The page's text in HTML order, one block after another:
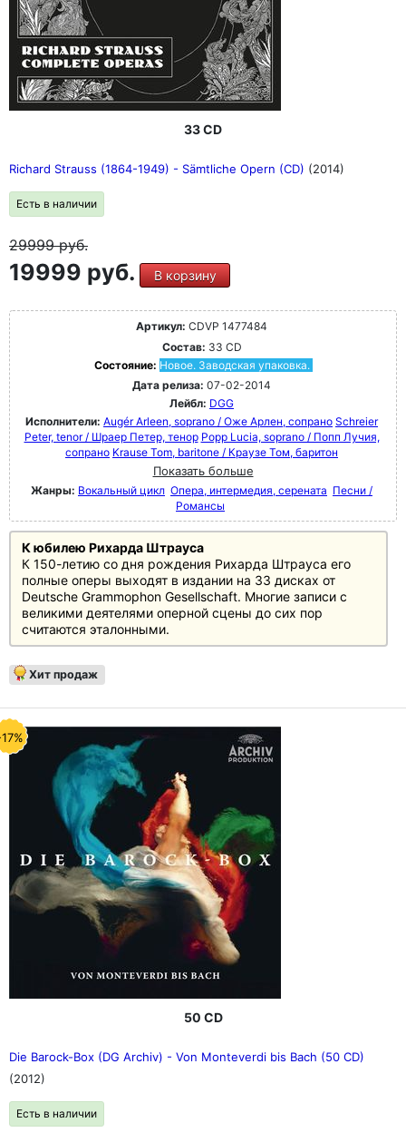
33 CD
Richard Strauss (1864-1949) - Sämtliche Opern (CD) (2014)
Есть в наличии
29999руб.
19999 руб. В корзину
Артикул: CDVP 1477484
Состав: 33 CD
Состояние: Новое. Заводская упаковка.
Дата релиза: 07-02-2014
Лейбл: DGG
Исполнители: Augér Arleen, soprano / Оже Арлен, сопрано Schreier
Peter, tenor / Шраер Петер, тенор Popp Lucia, soprano / Попп Лучия,
сопрано Krause Tom, baritone / Краузе Том, баритон
Показать больше
Жанры: Вокальный цикл Опера, интермедия, серената Песни /
Романсы
К юбилею Рихарда Штрауса
К 150-летию со дня рождения Рихарда Штрауса его
полные оперы выходят в издании на 33 дисках от
Deutsche Grammophon Gesellschaft. Многие записи с
великими деятелями оперной сцены до сих пор
считаются эталонными.
Хит продаж
50 CD
Die Barock-Box (DG Archiv) - Von Monteverdi bis Bach (50 CD)
(2012)
Есть в наличии